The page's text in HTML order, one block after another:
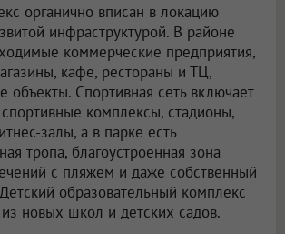
органично вписан в локацию
инфраструктурой. В районе
коммерческие предприятия,
кафе, рестораны и ТЦ,
объекты. Спортивная сеть включает
комплексы, стадионы,
залы, а в парке есть
тропа, благоустроенная зона
с пляжем и даже собственный
образовательный комплекс
новых школ и детских садов.